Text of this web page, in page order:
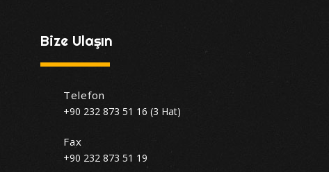
Bize Ulaşın
Telefon
+90 232 873 51 16 (3 Hat)
Fax
+90 232 873 51 19